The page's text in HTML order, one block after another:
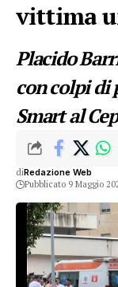
vittima
Placido
con colpi di
Smart al
diRedazione Web
Pubblicato 9 Maggio